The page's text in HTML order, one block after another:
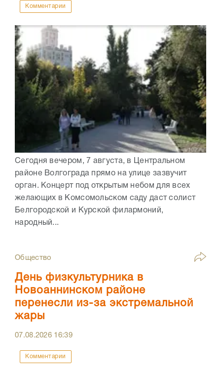
Комментарии
Сегодня вечером, 7 августа, в Центральном
районе Волгограда прямо на улице зазвучит
орган. Концерт под открытым небом для всех
желающих в Комсомольском саду даст солист
Белгородской и Курской филармоний,
народный...
Общество
День физкультурника в
Новоаннинском районе
перенесли из-за экстремальной
жары
07.08.2026 16:39
Комментарии